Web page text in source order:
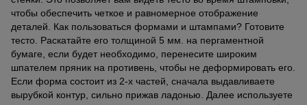
чтобы обеспечить четкое и равномерное отображение
деталей. Как пользоваться формами и штампами? Готовите
тесто. Раскатайте его толщиной 5 мм. на пергаментной
бумаге, если будет необходимо, перенесите широким
шпателем пряник на противень, чтобы не деформировать его.
Если форма состоит из 2-х частей, сначала выдавливаете
вырубкой контур, сильно прижав ладонью. Далее используете